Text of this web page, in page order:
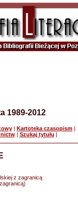
1989-2012
| Kartoteka czasopism |
| Szukaj tytułu |
z zagranicą